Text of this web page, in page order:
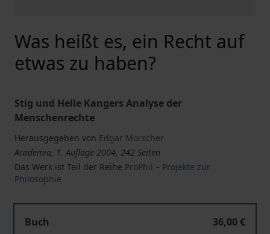
Was heißt es, ein Recht auf
etwas zu haben?
Stig und Helle Kangers Analyse der
Menschenrechte
Herausgegeben von Edgar Morscher
Academia, 1. Auflage 2004, 242 Seiten
Das Werk ist Teil der Reihe ProPhil – Projekte zur
Philosophie
Buch
36,00 €